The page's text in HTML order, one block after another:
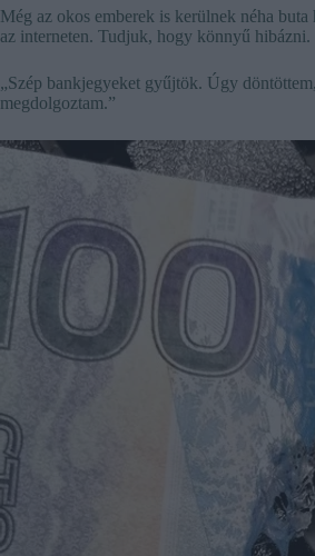
Még az okos emberek is kerülnek néha
az interneten. Tudjuk, hogy könnyű
„Szép bankjegyeket gyűjtök. Úgy
megdolgoztam.”